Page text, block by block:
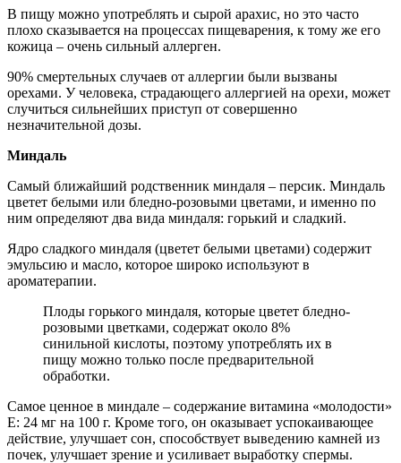
В пищу можно употреблять и сырой арахис, но это часто
плохо сказывается на процессах пищеварения, к тому же его
кожица – очень сильный аллерген.
90% смертельных случаев от аллергии были вызваны
орехами. У человека, страдающего аллергией на орехи, может
случиться сильнейших приступ от совершенно
незначительной дозы.
Миндаль
Самый ближайший родственник миндаля – персик. Миндаль
цветет белыми или бледно-розовыми цветами, и именно по
ним определяют два вида миндаля: горький и сладкий.
Ядро сладкого миндаля (цветет белыми цветами) содержит
эмульсию и масло, которое широко используют в
ароматерапии.
Плоды горького миндаля, которые цветет бледно-
розовыми цветками, содержат около 8%
синильной кислоты, поэтому употреблять их в
пищу можно только после предварительной
обработки.
Самое ценное в миндале – содержание витамина «молодости»
Е: 24 мг на 100 г. Кроме того, он оказывает успокаивающее
действие, улучшает сон, способствует выведению камней из
почек, улучшает зрение и усиливает выработку спермы.